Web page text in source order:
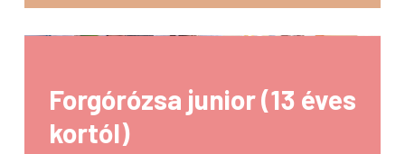
Forgórózsa junior (13 éves
kortól)